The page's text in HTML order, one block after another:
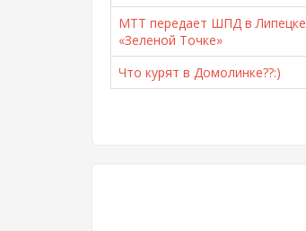
МТТ передает ШПД в Липецке
«Зеленой Точке»
Что курят в Домолинке??:)